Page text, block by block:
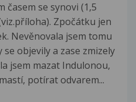
časem se synovi (1,5
Zpočátku jen
Nevěnovala jsem tomu
objevily a zase zmizely
jsem mazat Indulonou,
potírat odvarem...